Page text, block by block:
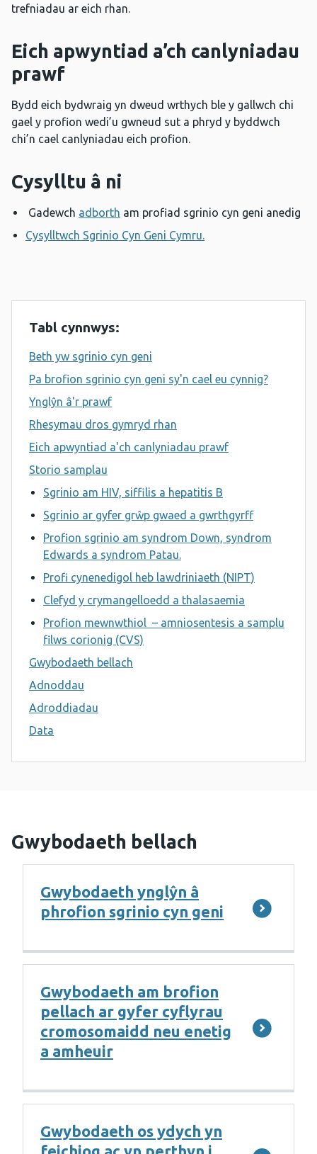
trefniadau ar eich rhan.
Eich apwyntiad a’ch canlyniadau
prawf
Bydd eich bydwraig yn dweud wrthych ble y gallwch chi
gael y profion wedi’u gwneud sut a phryd y byddwch
chi’n cael canlyniadau eich profion.
Cysylltu â ni
Gadewch adborth am profiad sgrinio cyn geni anedig
Cysylltwch Sgrinio Cyn Geni Cymru.
Tabl cynnwys:
Beth yw sgrinio cyn geni
Pa brofion sgrinio cyn geni sy'n cael eu cynnig?
Ynglŷn â'r prawf
Rhesymau dros gymryd rhan
Eich apwyntiad a'ch canlyniadau prawf
Storio samplau
Sgrinio am HIV, siffilis a hepatitis B
Sgrinio ar gyfer grŵp gwaed a gwrthgyrff
Profion sgrinio am syndrom Down, syndrom
Edwards a syndrom Patau.
Profi cynenedigol heb lawdriniaeth (NIPT)
Clefyd y crymangelloedd a thalasaemia
Profion mewnwthiol – amniosentesis a samplu
filws corionig (CVS)
Gwybodaeth bellach
Adnoddau
Adroddiadau
Data
Gwybodaeth bellach
Gwybodaeth ynglŷn â
phrofion sgrinio cyn geni
Gwybodaeth am brofion
pellach ar gyfer cyflyrau
cromosomaidd neu enetig
a amheuir
Gwybodaeth os ydych yn